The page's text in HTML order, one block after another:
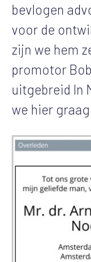
bevlogen
voor de
zijn we hem
promotor
uitgebreid In
we hier